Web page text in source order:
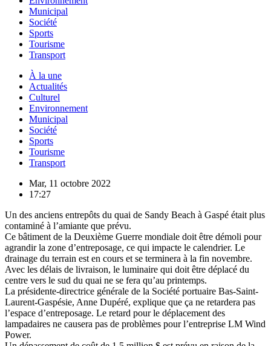
Municipal
Société
Sports
Tourisme
Transport
À la une
Actualités
Culturel
Environnement
Municipal
Société
Sports
Tourisme
Transport
Mar, 11 octobre 2022
17:27
Un des anciens entrepôts du quai de Sandy Beach à Gaspé était plus
contaminé à l’amiante que prévu.
Ce bâtiment de la Deuxième Guerre mondiale doit être démoli pour
agrandir la zone d’entreposage, ce qui impacte le calendrier. Le
drainage du terrain est en cours et se terminera à la fin novembre.
Avec les délais de livraison, le luminaire qui doit être déplacé du
centre vers le sud du quai ne se fera qu’au printemps.
La présidente-directrice générale de la Société portuaire Bas-Saint-
Laurent-Gaspésie, Anne Dupéré, explique que ça ne retardera pas
l’espace d’entreposage. Le retard pour le déplacement des
lampadaires ne causera pas de problèmes pour l’entreprise LM Wind
Power.